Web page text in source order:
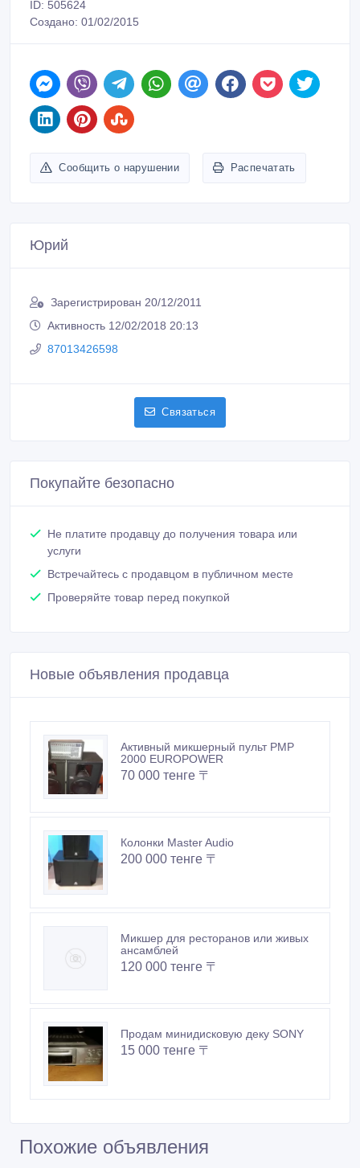
ID: 505624
Создано: 01/02/2015
Сообщить о нарушении Распечатать
Юрий
Зарегистрирован 20/12/2011
Активность 12/02/2018 20:13
87013426598
Связаться
Покупайте безопасно
Не платите продавцу до получения товара или
услуги
Встречайтесь с продавцом в публичном месте
Проверяйте товар перед покупкой
Новые объявления продавца
Активный микшерный пульт PMP
2000 EUROPOWER
70 000 тенге 〒
Колонки Master Audio
200 000 тенге 〒
Микшер для ресторанов или живых
ансамблей
120 000 тенге 〒
Продам минидисковую деку SONY
15 000 тенге 〒
Похожие объявления